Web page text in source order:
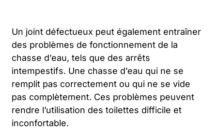
Un joint défectueux peut également entraîner
des problèmes de fonctionnement de la
chasse d’eau, tels que des arrêts
intempestifs. Une chasse d’eau qui ne se
remplit pas correctement ou qui ne se vide
pas complètement. Ces problèmes peuvent
rendre l’utilisation des toilettes difficile et
inconfortable.